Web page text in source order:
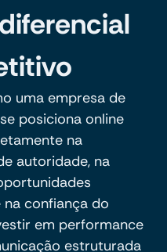
uma empresa de
posiciona online
na
autoridade, na
confiança do
em performance
estruturada